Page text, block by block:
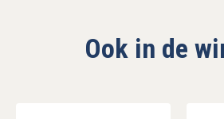
Ook in de